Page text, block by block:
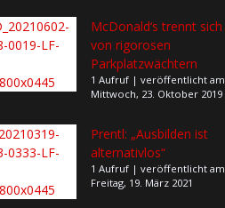
McDonald‘s trennt sich
von rigorosen
Parkplatzwächtern
1 Aufruf | veröffentlicht am
Mittwoch, 23. Oktober 2019
Prentl: „Ausbilden ist
alternativlos“
1 Aufruf | veröffentlicht am
Freitag, 19. März 2021